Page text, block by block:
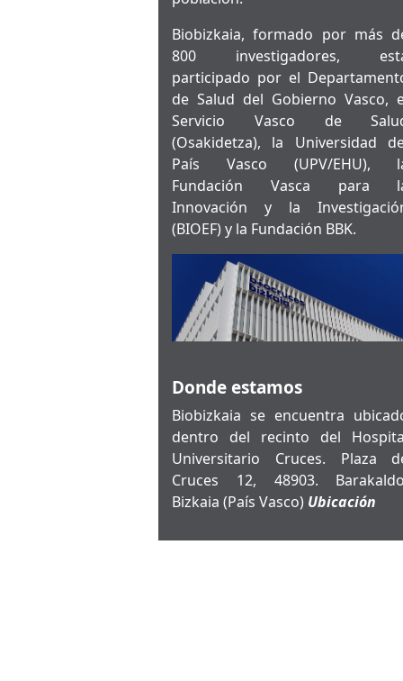
Biobizkaia, formado por más
800 investigadores,
participado por el
de Salud del Gobierno Vasco,
Servicio Vasco de
(Osakidetza), la Universidad
País Vasco (UPV/EHU),
Fundación Vasca para
Innovación y la
(BIOEF) y la Fundación BBK.
Donde estamos
Biobizkaia se encuentra
dentro del recinto del
Universitario Cruces. Plaza
Cruces 12, 48903.
Bizkaia (País Vasco) Ubicación